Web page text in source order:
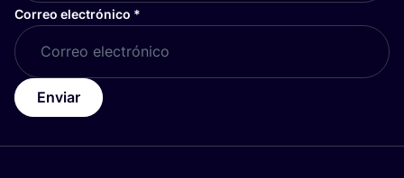
Correo electrónico *
Enviar